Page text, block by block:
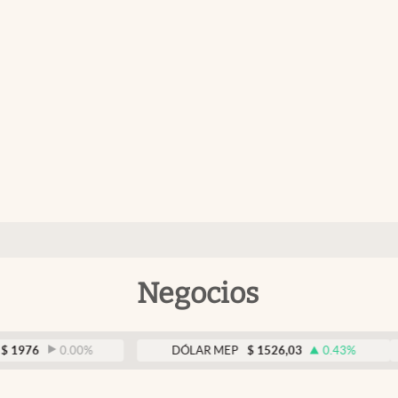
Negocios
0.00% DÓLAR MEP $ 1526,03 0.43%